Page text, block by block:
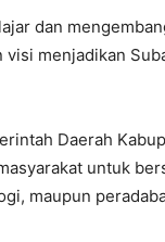
dan
menjadikan
Daerah
untuk
maupun